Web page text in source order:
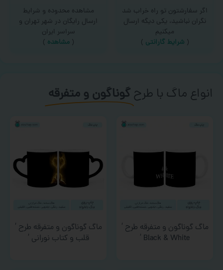
اگر سفارشتون تو راه خراب شد
نگران نباشید، یکی دیگه ارسال
میکنیم
( شرایط گارانتی )
مشاهده محدوده و شرایط
ارسال رایگان در شهر تهران و
سراسر ایران
(مشاهده )
انواع ماگ با طرحگوناگون و متفرقه
ماگ گوناگون و متفرقه طرح ‘
Black & White ‘
ماگ گوناگون و متفرقه طرح ‘
قلب و کتاب نورانی ‘